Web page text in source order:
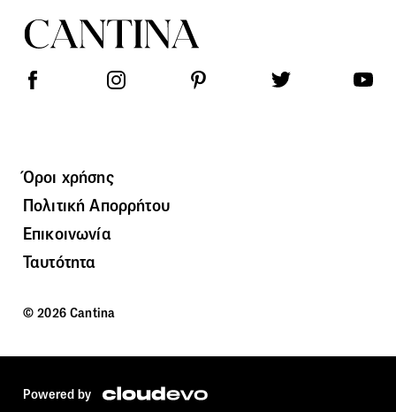
Όροι χρήσης
Πολιτική Απορρήτου
Επικοινωνία
Ταυτότητα
© 2026 Cantina
Powered by